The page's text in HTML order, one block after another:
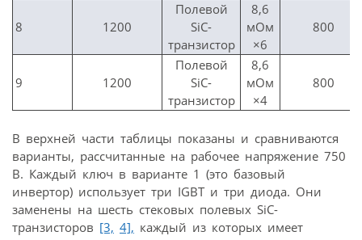
8 1200
Полевой
SiC-
транзистор
8,6
мОм
×6
800
9 1200
Полевой
SiC-
транзистор
8,6
мОм
×4
800
В верхней части таблицы показаны и сравниваются
варианты, рассчитанные на рабочее напряжение 750
В. Каждый ключ в варианте 1 (это базовый
инвертор) использует три IGBT и три диода. Они
заменены на шесть стековых полевых SiC-
транзисторов [3, 4], каждый из которых имеет